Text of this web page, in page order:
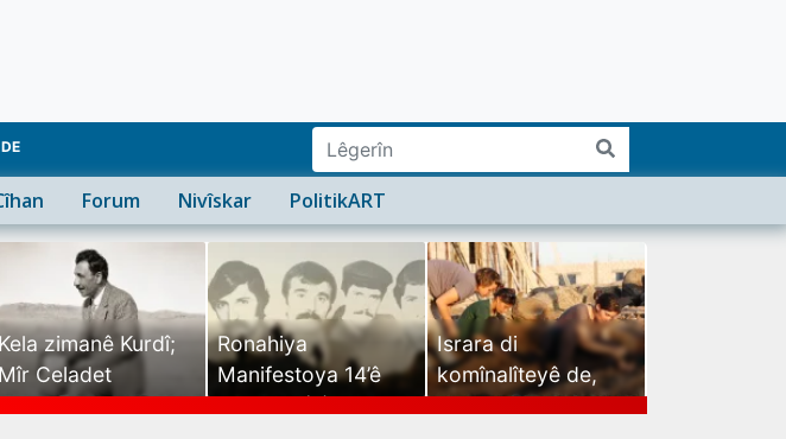
Forum Nivîskar PolitikART
zimanê Kurdî;
Mîr Celadet
Ronahiya
Manifestoya 14’ê
Israra di
komînalîteyê de,